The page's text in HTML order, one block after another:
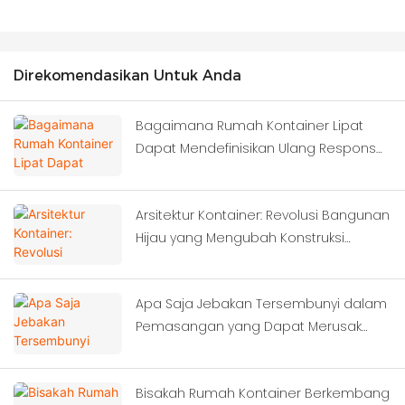
Direkomendasikan Untuk Anda
Bagaimana Rumah Kontainer Lipat
Dapat Mendefinisikan Ulang Respons
Arsitektur Kontainer: Revolusi Bangunan
Hijau yang Mengubah Konstruksi
Apa Saja Jebakan Tersembunyi dalam
Pemasangan yang Dapat Merusak
Bisakah Rumah Kontainer Berkembang